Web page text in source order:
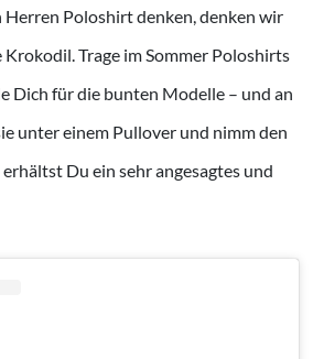
Poloshirt denken, denken wir
Krokodil. Trage im Sommer Poloshirts
Dich für die bunten Modelle – und an
unter einem Pullover und nimm den
Du ein sehr angesagtes und